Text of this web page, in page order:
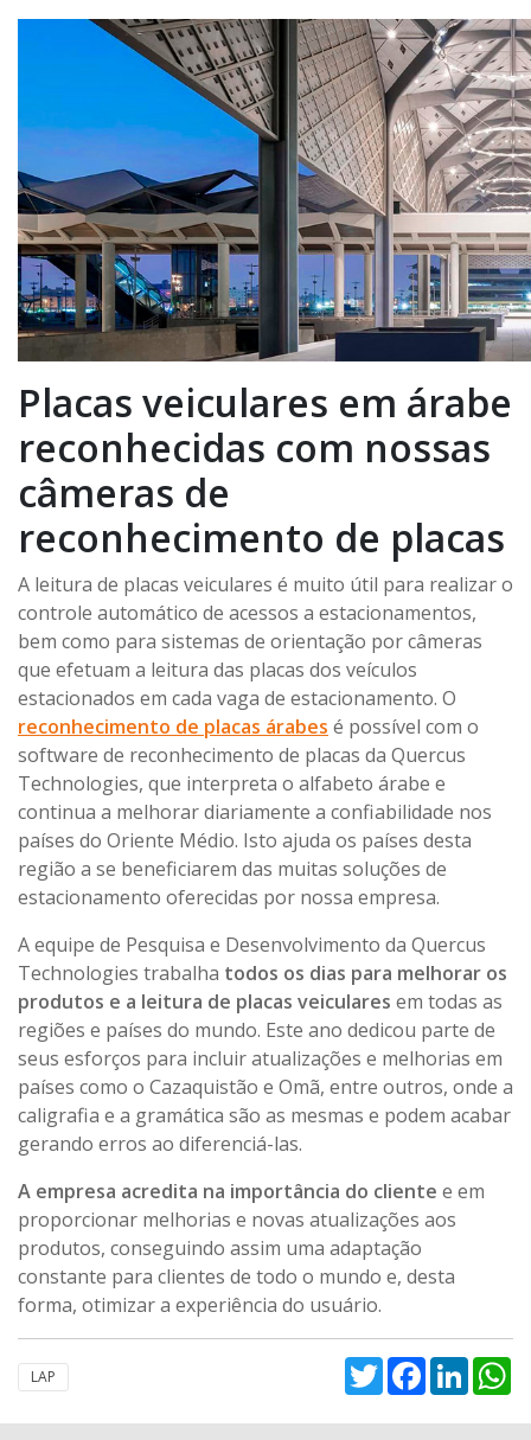
Placas veiculares em árabe
reconhecidas com nossas
câmeras de
reconhecimento de placas
A leitura de placas veiculares é muito útil para realizar o
controle automático de acessos a estacionamentos,
bem como para sistemas de orientação por câmeras
que efetuam a leitura das placas dos veículos
estacionados em cada vaga de estacionamento. O
reconhecimento de placas árabes é possível com o
software de reconhecimento de placas da Quercus
Technologies, que interpreta o alfabeto árabe e
continua a melhorar diariamente a confiabilidade nos
países do Oriente Médio. Isto ajuda os países desta
região a se beneficiarem das muitas soluções de
estacionamento oferecidas por nossa empresa.
A equipe de Pesquisa e Desenvolvimento da Quercus
Technologies trabalha todos os dias para melhorar os
produtos e a leitura de placas veiculares em todas as
regiões e países do mundo. Este ano dedicou parte de
seus esforços para incluir atualizações e melhorias em
países como o Cazaquistão e Omã, entre outros, onde a
caligrafia e a gramática são as mesmas e podem acabar
gerando erros ao diferenciá-las.
A empresa acredita na importância do cliente e em
proporcionar melhorias e novas atualizações aos
produtos, conseguindo assim uma adaptação
constante para clientes de todo o mundo e, desta
forma, otimizar a experiência do usuário.
LAP TwitterFacebook